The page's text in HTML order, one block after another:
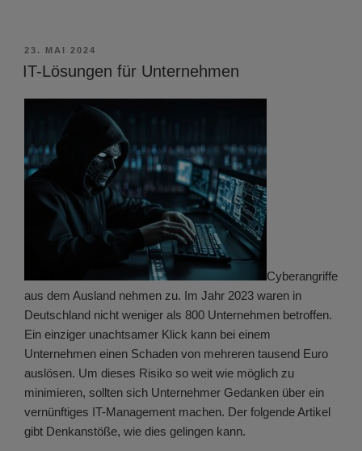
VERÖFFENTLICHT
AM
23. MAI 2024
IT-Lösungen für Unternehmen
Cyberangriffe
aus dem Ausland nehmen zu. Im Jahr 2023 waren in
Deutschland nicht weniger als 800 Unternehmen betroffen.
Ein einziger unachtsamer Klick kann bei einem
Unternehmen einen Schaden von mehreren tausend Euro
auslösen. Um dieses Risiko so weit wie möglich zu
minimieren, sollten sich Unternehmer Gedanken über ein
vernünftiges IT-Management machen. Der folgende Artikel
gibt Denkanstöße, wie dies gelingen kann.